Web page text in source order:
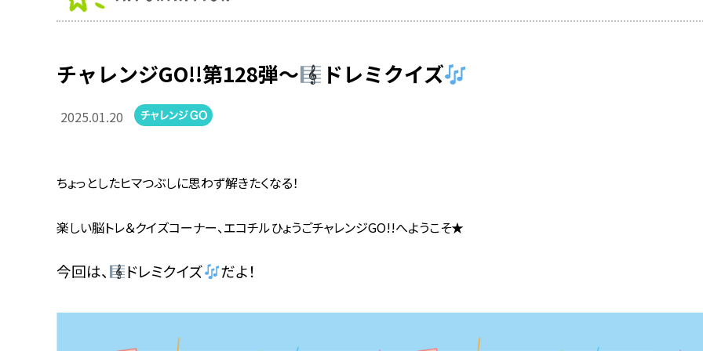
チャレンジGO!!第128弾～ ドレミクイズ
2025.01.20
ちょっとしたヒマつぶしに思わず解きたくなる！
楽しい脳トレ＆クイズコーナー、エコチルひょうごチャレンジGO!!へようこそ★
今回は、 ドレミクイズ だよ！